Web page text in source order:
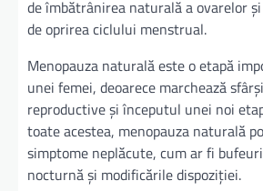
de îmbătrânirea naturală a ovarelor
de oprirea ciclului menstrual.
Menopauza naturală este o etapă
unei femei, deoarece marchează
reproductive și începutul unei noi
toate acestea, menopauza naturală
simptome neplăcute, cum ar fi
nocturnă și modificările dispoziției.